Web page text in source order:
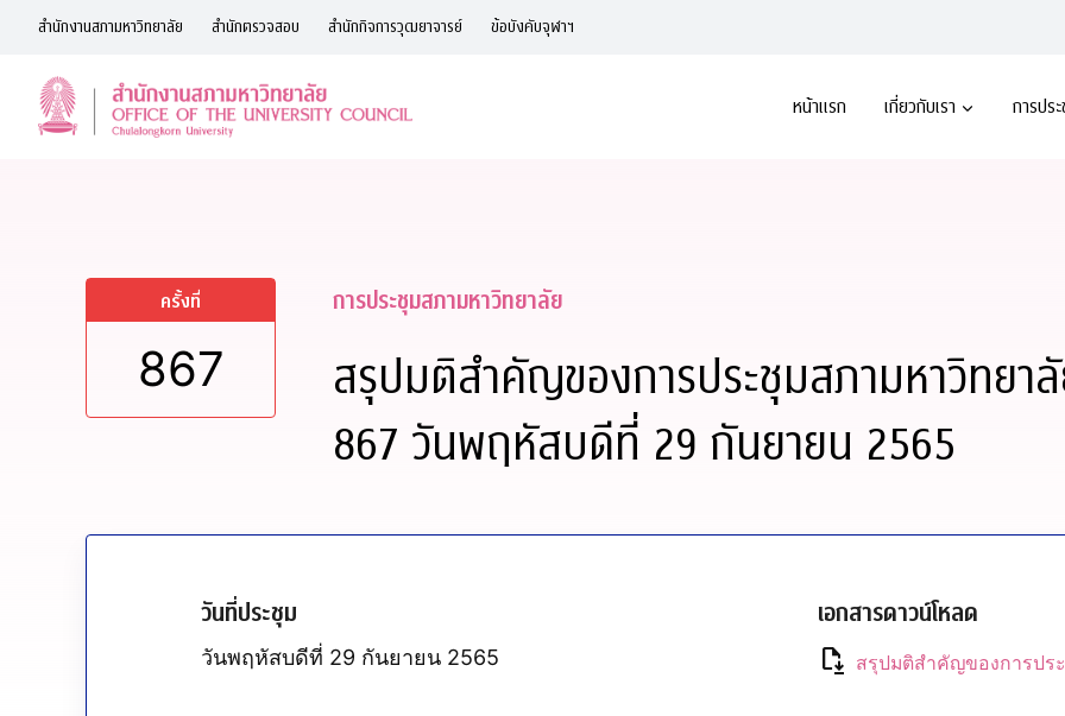
content
สำนักงานสภามหาวิทยาลัย สำนักตรวจสอบ สำนักกิจการวุฒยาจารย์ ข้อบังคับจุฬาฯ
หน้าแรก เกี่ยวกับเรา การปร
ครั้งที่
867
การประชุมสภามหาวิทยาลัย
สรุปมติสำคัญของการประชุมสภามหาวิทยา
867 วันพฤหัสบดีที่ 29 กันยายน 2565
วันที่ประชุม
วันพฤหัสบดีที่ 29 กันยายน 2565
เอกสารดาวน์โหลด
file_save สรุปมติสำคัญของการปร